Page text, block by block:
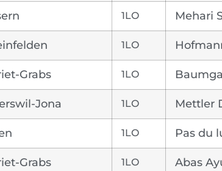
1LO Mehari
1LO
Grabs 1LO
Jona 1LO Mettler
1LO Pas du
Grabs 1LO Abas